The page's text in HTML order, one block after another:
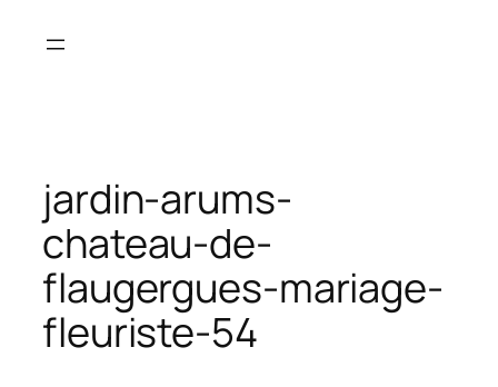
jardin-arums-
chateau-de-
flaugergues-mariage-
fleuriste-54